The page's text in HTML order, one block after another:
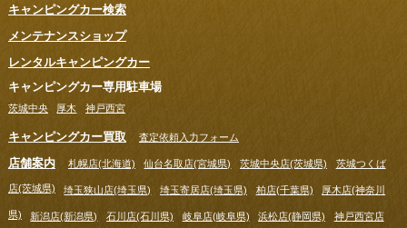
キャンピングカー検索
メンテナンスショップ
レンタルキャンピングカー
キャンピングカー専用駐車場
茨城中央 厚木 神戸西宮
キャンピングカー買取 査定依頼入力フォーム
店舗案内 札幌店(北海道) 仙台名取店(宮城県) 茨城中央店(茨城県) 茨城つくば
店(茨城県) 埼玉狭山店(埼玉県) 埼玉寄居店(埼玉県) 柏店(千葉県) 厚木店(神奈川
県) 新潟店(新潟県) 石川店(石川県) 岐阜店(岐阜県) 浜松店(静岡県) 神戸西宮店